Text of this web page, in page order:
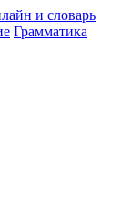
Грамматика